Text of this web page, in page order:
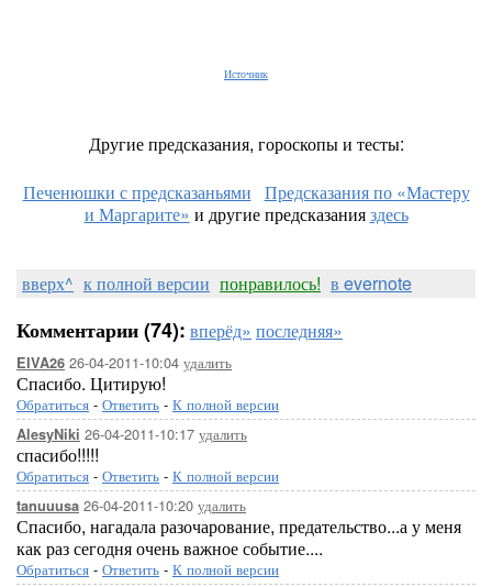
Источник
Другие предсказания, гороскопы и тесты:
Печенюшки с предсказаньями Предсказания по «Мастеру
и Маргарите» и другие предсказанияздесь
вверх^ к полной версии понравилось! в evernote
Комментарии (74): вперёд» последняя»
EIVA26 26-04-2011-10:04 удалить
Спасибо. Цитирую!
Обратиться - Ответить - К полной версии
AlesyNiki 26-04-2011-10:17 удалить
спасибо!!!!!
Обратиться - Ответить - К полной версии
tanuuusa 26-04-2011-10:20 удалить
Спасибо, нагадала разочарование, предательство...а у меня
как раз сегодня очень важное событие....
Обратиться - Ответить - К полной версии